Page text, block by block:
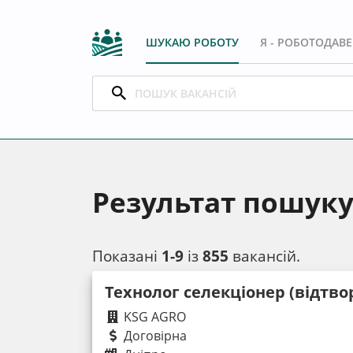
ШУКАЮ РОБОТУ Я -
Результат
Показані 1-9 із855 вакансій.
Технолог селекціонер
KSG AGRO
Договірна